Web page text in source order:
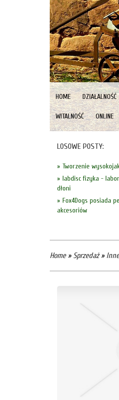
HOME DZIAŁALNOŚĆ
WITALNOŚĆ ONLINE
LOSOWE POSTY:
Tworzenie
labdisc fizyka -
dłoni
Fox4Dogs posiada
akcesoriów
Home»Sprzedaż»